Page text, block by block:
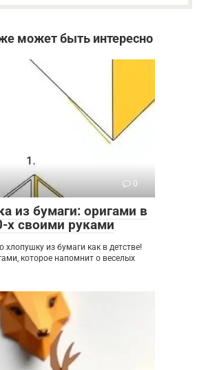
может быть интересно
0
из бумаги: оригами в
х своими руками
хлопушку из бумаги как в детстве!
которое напомнит о веселых